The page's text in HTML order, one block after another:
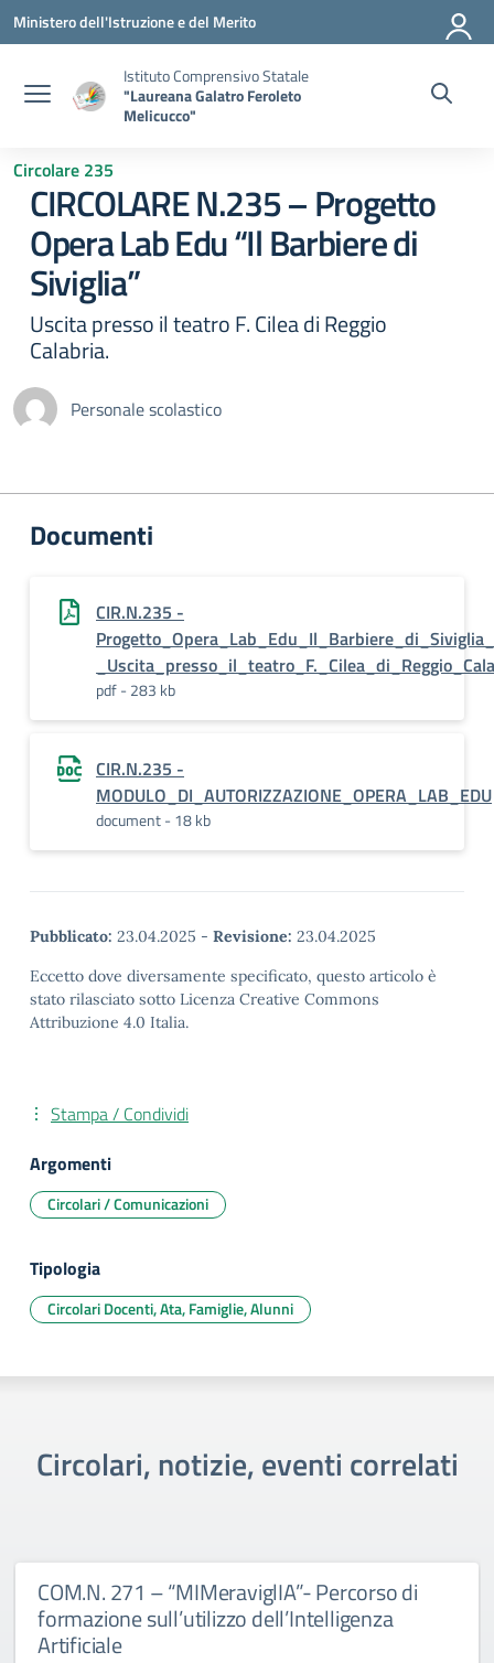
Vai ai contenuti
Vai al menu di navigazione
Vai al footer
Ministero dell'Istruzione e del Merito
Istituto Comprensivo Statale
"Laureana Galatro Feroleto
Melicucco"
Circolare 235
CIRCOLARE N.235 – Progetto
Opera Lab Edu “Il Barbiere di
Siviglia”
Uscita presso il teatro F. Cilea di Reggio
Calabria.
Personale scolastico
Documenti
CIR.N.235 -
pdf - 283 kb
CIR.N.235 -
MODULO_DI_AUTORIZZAZIONE_OPERA_LAB_EDU
document - 18 kb
Pubblicato: 23.04.2025 - Revisione: 23.04.2025
Eccetto dove diversamente specificato, questo articolo è
stato rilasciato sotto Licenza Creative Commons
Attribuzione 4.0 Italia.
Stampa / Condividi
Argomenti
Circolari / Comunicazioni
Tipologia
Circolari Docenti, Ata, Famiglie, Alunni
Circolari, notizie, eventi correlati
COM.N. 271 – “MIMeraviglIA”- Percorso di
formazione sull’utilizzo dell’Intelligenza
Artificiale